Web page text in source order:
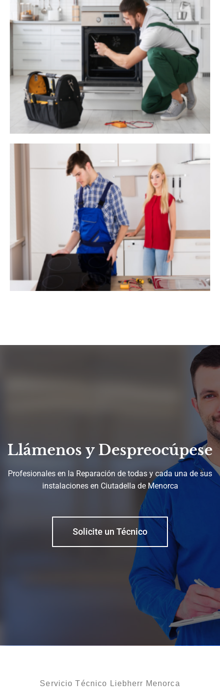
Llámenos y Despreocúpese
Profesionales en la Reparación de todas y cada una de sus
instalaciones en Ciutadella de Menorca
Solicite un Técnico
Servicio Técnico Liebherr Menorca